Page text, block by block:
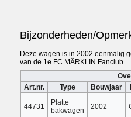
Bijzonderheden/
Deze wagen is in 2002 eenmalig
van de 1e FC MÄRKLIN Fanclub.
Art.nr.
Type Bouwjaar
44731
Platte
bakwagen
2002